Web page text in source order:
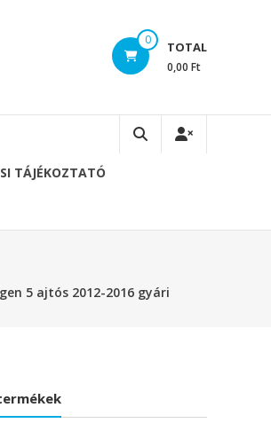
0 TOTAL
0,00 Ft
TÁJÉKOZTATÓ
5 ajtós 2012-2016 gyári